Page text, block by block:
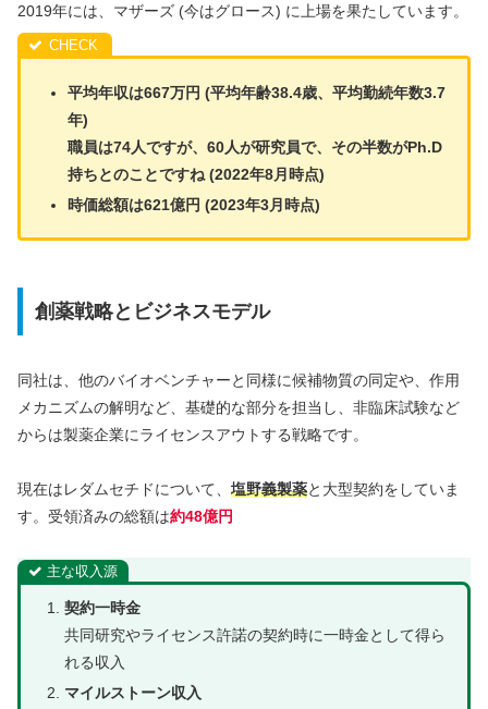
2019年には、マザーズ (今はグロース) に上場を果たしています。
平均年収は667万円 (平均年齢38.4歳、平均勤続年数3.7
年)
職員は74人ですが、60人が研究員で、その半数がPh.D
持ちとのことですね (2022年8月時点)
時価総額は621億円 (2023年3月時点)
創薬戦略とビジネスモデル
同社は、他のバイオベンチャーと同様に候補物質の同定や、作用
メカニズムの解明など、基礎的な部分を担当し、非臨床試験など
からは製薬企業にライセンスアウトする戦略です。
現在はレダムセチドについて、 塩野義製薬と大型契約をしていま
す。受領済みの総額は約48億円
主な収入源
契約一時金
共同研究やライセンス許諾の契約時に一時金として得ら
れる収入
マイルストーン収入